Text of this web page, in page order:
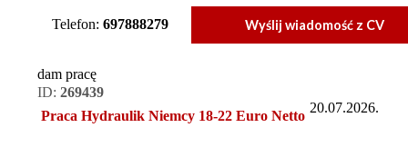
Telefon: 697888279 Wyślij wiadomość z CV
dam pracę
ID: 269439
Praca Hydraulik Niemcy 18-22 Euro Netto
20.07.2026.